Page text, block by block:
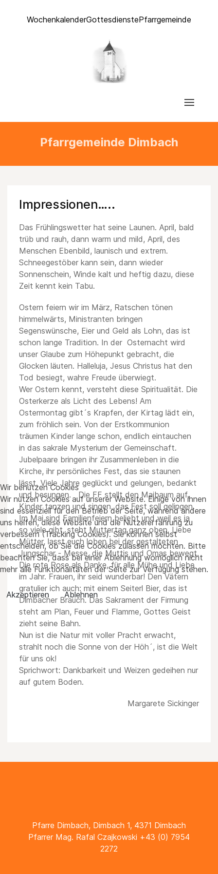
WochenkalenderGottesdienstePfarrgemeinde
Pfarrgemeinde Dimbach
Impressionen…..
Das Frühlingswetter hat seine Launen. April, bald
trüb und rauh, dann warm und mild, April, des
Menschen Ebenbild, launisch und extrem.
Schneegestöber kann sein, dann wieder
Sonnenschein, Winde kalt und heftig dazu, diese
Zeit kennt kein Tabu.
Ostern feiern wir im März, Ratschen tönen
himmelwärts, Ministranten bringen
Segenswünsche, Eier und Geld als Lohn, das ist
schon lange Tradition. In der Osternacht wird
unser Glaube zum Höhepunkt gebracht, die
Glocken läuten. Halleluja, Jesus Christus hat den
Tod besiegt, wahre Freude überwiegt.
Wer Ostern kennt, versteht diese Spiritualität. Die
Osterkerze als Licht des Lebens! Am
Ostermontag gibt´s Krapfen, der Kirtag lädt ein,
zum fröhlich sein. Von der Erstkommunion
träumen Kinder lange schon, endlich eintauchen
in das sakrale Mysterium der Gemeinschaft.
Jubelpaare bringen ihr Zusammenleben in die
Kirche, ihr persönliches Fest, das sie staunen
lässt. Viele Jahre geglückt und gelungen, bedankt
und besungen. Die FF stellt den Maibaum auf,
Kinder tanzen und singen, das Fest soll gelingen.
Im Mai sind Familienfeiern beliebt und weil es ja
so viele gibt, steht Muttertag ganz oben. Liebe
Mütter, lasst euch loben bei der gestalteten
Jungschar - Messe, die Muttis und Omas bewegt.
Die rote Rose als Danke, für alle Mühe und Liebe
im Jahr. Frauen, ihr seid wunderbar! Den Vätern
gratulier ich auch: mit einem Seiterl Bier, das ist
Dimbacher Brauch. Das Sakrament der Firmung
steht am Plan, Feuer und Flamme, Gottes Geist
zieht seine Bahn.
Nun ist die Natur mit voller Pracht erwacht,
strahlt noch die Sonne von der Höh´, ist die Welt
für uns ok!
Sprichwort: Dankbarkeit und Weizen gedeihen nur
auf gutem Boden.
Margarete Sickinger
Pfarre Dimbach, Dimbach 1, 4371 Dimbach
Pfarrer Mag. Rafal Czajkowski +43 (0) 7954
2272
Wir benutzen Cookies
Wir nutzen Cookies auf unserer Website. Einige von ihnen
sind essenziell für den Betrieb der Seite, während andere
uns helfen, diese Website und die Nutzererfahrung zu
verbessern (Tracking Cookies). Sie können selbst
entscheiden, ob Sie die Cookies zulassen möchten. Bitte
beachten Sie, dass bei einer Ablehnung womöglich nicht
mehr alle Funktionalitäten der Seite zur Verfügung stehen.
Akzeptieren Ablehnen